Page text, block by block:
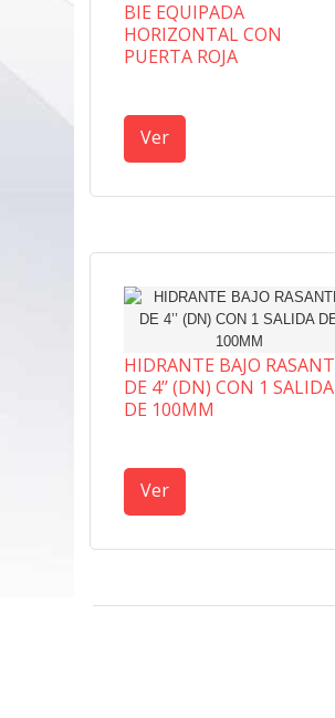
BIE EQUIPADA
HORIZONTAL CON
PUERTA ROJA
Ver
HIDRANTE BAJO
DE 4’’ (DN) CON 1 SALIDA
DE 100MM
Ver